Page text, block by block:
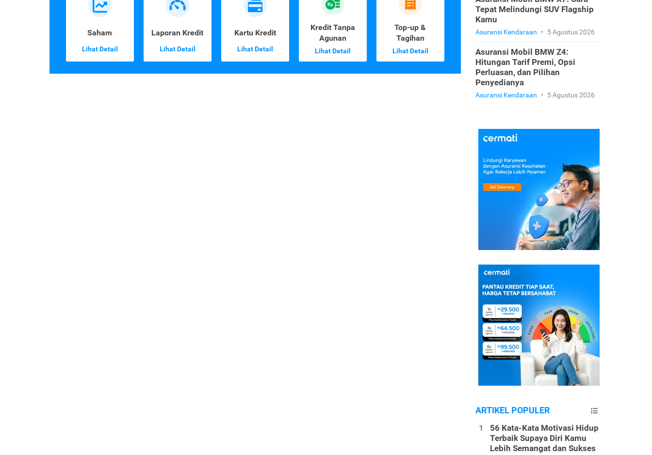
Saham
Lihat Detail
Laporan Kredit
Lihat Detail
Kartu Kredit
Lihat Detail
Kredit Tanpa
Agunan
Lihat Detail
Top-up &
Tagihan
Lihat Detail
Tepat Melindungi SUV Flagship
Kamu
Asuransi Kendaraan • 5 Agustus 2026
Asuransi Mobil BMW Z4:
Hitungan Tarif Premi, Opsi
Perluasan, dan Pilihan
Penyedianya
Asuransi Kendaraan • 5 Agustus 2026
ARTIKEL POPULER
56 Kata-Kata Motivasi Hidup
Terbaik Supaya Diri Kamu
Lebih Semangat dan Sukses